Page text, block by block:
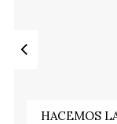
HACEMOS